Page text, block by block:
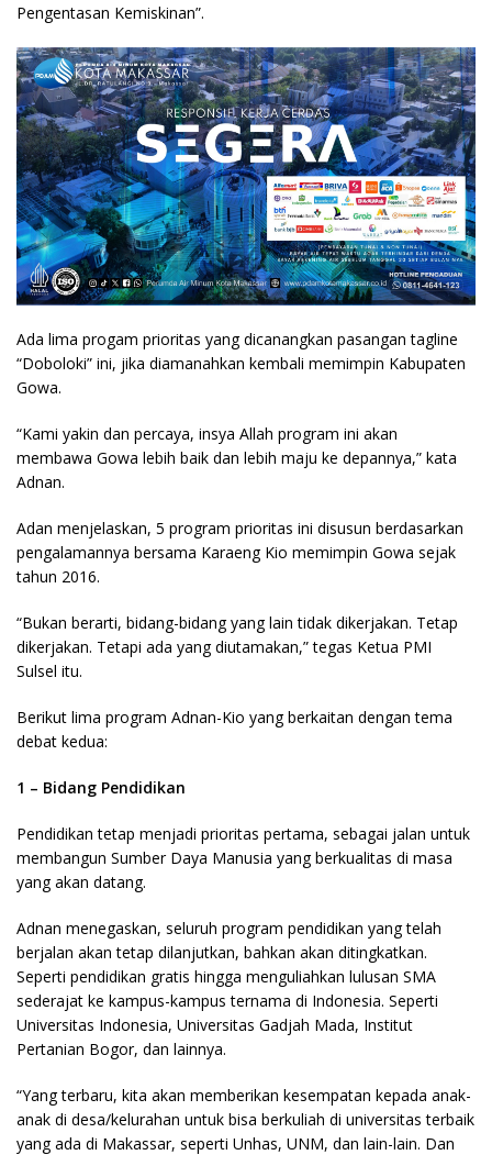
Pengentasan Kemiskinan”.
Ada lima progam prioritas yang dicanangkan pasangan tagline
“Doboloki” ini, jika diamanahkan kembali memimpin Kabupaten
Gowa.
“Kami yakin dan percaya, insya Allah program ini akan
membawa Gowa lebih baik dan lebih maju ke depannya,” kata
Adnan.
Adan menjelaskan, 5 program prioritas ini disusun berdasarkan
pengalamannya bersama Karaeng Kio memimpin Gowa sejak
tahun 2016.
“Bukan berarti, bidang-bidang yang lain tidak dikerjakan. Tetap
dikerjakan. Tetapi ada yang diutamakan,” tegas Ketua PMI
Sulsel itu.
Berikut lima program Adnan-Kio yang berkaitan dengan tema
debat kedua:
1 – Bidang Pendidikan
Pendidikan tetap menjadi prioritas pertama, sebagai jalan untuk
membangun Sumber Daya Manusia yang berkualitas di masa
yang akan datang.
Adnan menegaskan, seluruh program pendidikan yang telah
berjalan akan tetap dilanjutkan, bahkan akan ditingkatkan.
Seperti pendidikan gratis hingga menguliahkan lulusan SMA
sederajat ke kampus-kampus ternama di Indonesia. Seperti
Universitas Indonesia, Universitas Gadjah Mada, Institut
Pertanian Bogor, dan lainnya.
“Yang terbaru, kita akan memberikan kesempatan kepada anak-
anak di desa/kelurahan untuk bisa berkuliah di universitas terbaik
yang ada di Makassar, seperti Unhas, UNM, dan lain-lain. Dan